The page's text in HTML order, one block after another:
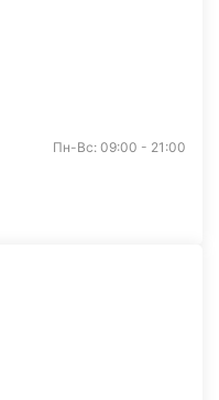
Пн-Вс: 09:00 - 21:00